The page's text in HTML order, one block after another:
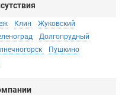
Клин
Жуковский
Долгопрудный
Пушкино